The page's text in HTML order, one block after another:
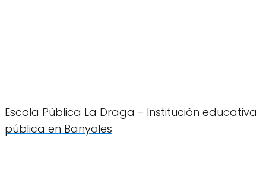
Escola Pública La Draga - Institución educativa
pública en Banyoles